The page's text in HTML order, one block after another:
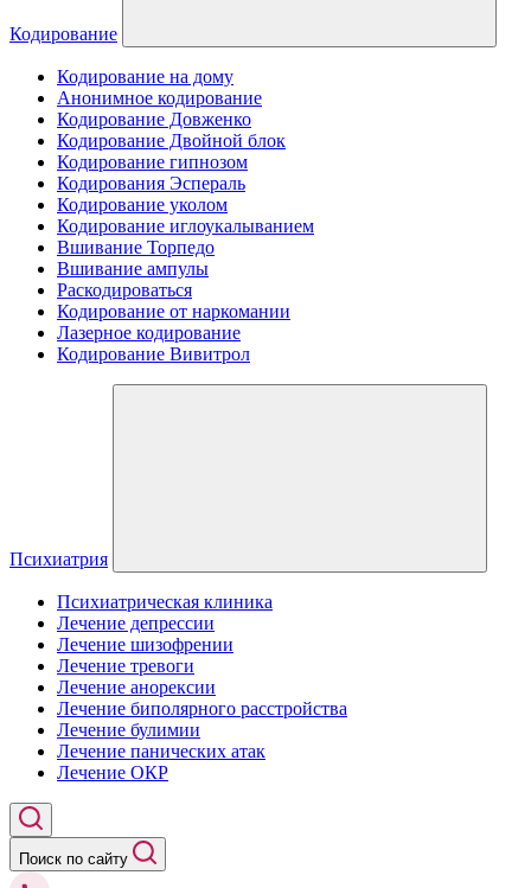
Кодирование
Кодирование на дому
Анонимное кодирование
Кодирование Довженко
Кодирование Двойной блок
Кодирование гипнозом
Кодирования Эспераль
Кодирование уколом
Кодирование иглоукалыванием
Вшивание Торпедо
Вшивание ампулы
Раскодироваться
Кодирование от наркомании
Лазерное кодирование
Кодирование Вивитрол
Психиатрия
Психиатрическая клиника
Лечение депрессии
Лечение шизофрении
Лечение тревоги
Лечение анорексии
Лечение биполярного расстройства
Лечение булимии
Лечение панических атак
Лечение ОКР
Поиск по сайту